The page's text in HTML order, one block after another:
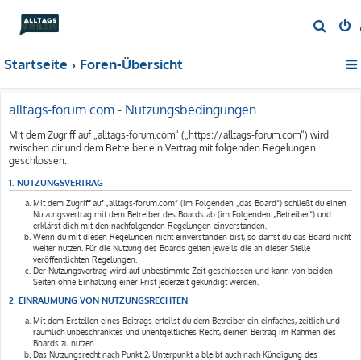
u
Startseite Foren-Übersicht
alltags-forum.com - Nutzungsbedingungen
Mit dem Zugriff auf „alltags-forum.com“ („https://alltags-forum.com“) wird
zwischen dir und dem Betreiber ein Vertrag mit folgenden Regelungen
geschlossen:
1. NUTZUNGSVERTRAG
Mit dem Zugriff auf „alltags-forum.com“ (im Folgenden „das Board“) schließt du einen
Nutzungsvertrag mit dem Betreiber des Boards ab (im Folgenden „Betreiber“) und
erklärst dich mit den nachfolgenden Regelungen einverstanden.
Wenn du mit diesen Regelungen nicht einverstanden bist, so darfst du das Board nicht
weiter nutzen. Für die Nutzung des Boards gelten jeweils die an dieser Stelle
veröffentlichten Regelungen.
Der Nutzungsvertrag wird auf unbestimmte Zeit geschlossen und kann von beiden
Seiten ohne Einhaltung einer Frist jederzeit gekündigt werden.
2. EINRÄUMUNG VON NUTZUNGSRECHTEN
Mit dem Erstellen eines Beitrags erteilst du dem Betreiber ein einfaches, zeitlich und
räumlich unbeschränktes und unentgeltliches Recht, deinen Beitrag im Rahmen des
Boards zu nutzen.
Das Nutzungsrecht nach Punkt 2, Unterpunkt a bleibt auch nach Kündigung des